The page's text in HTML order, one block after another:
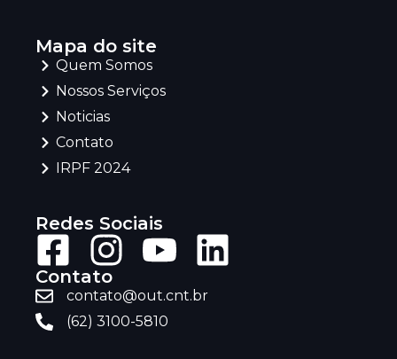
Mapa do site
Quem Somos
Nossos Serviços
Noticias
Contato
IRPF 2024
Redes Sociais
Contato
contato@out.cnt.br
(62) 3100-5810